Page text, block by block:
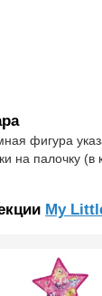
фигура
на палочку (в
My